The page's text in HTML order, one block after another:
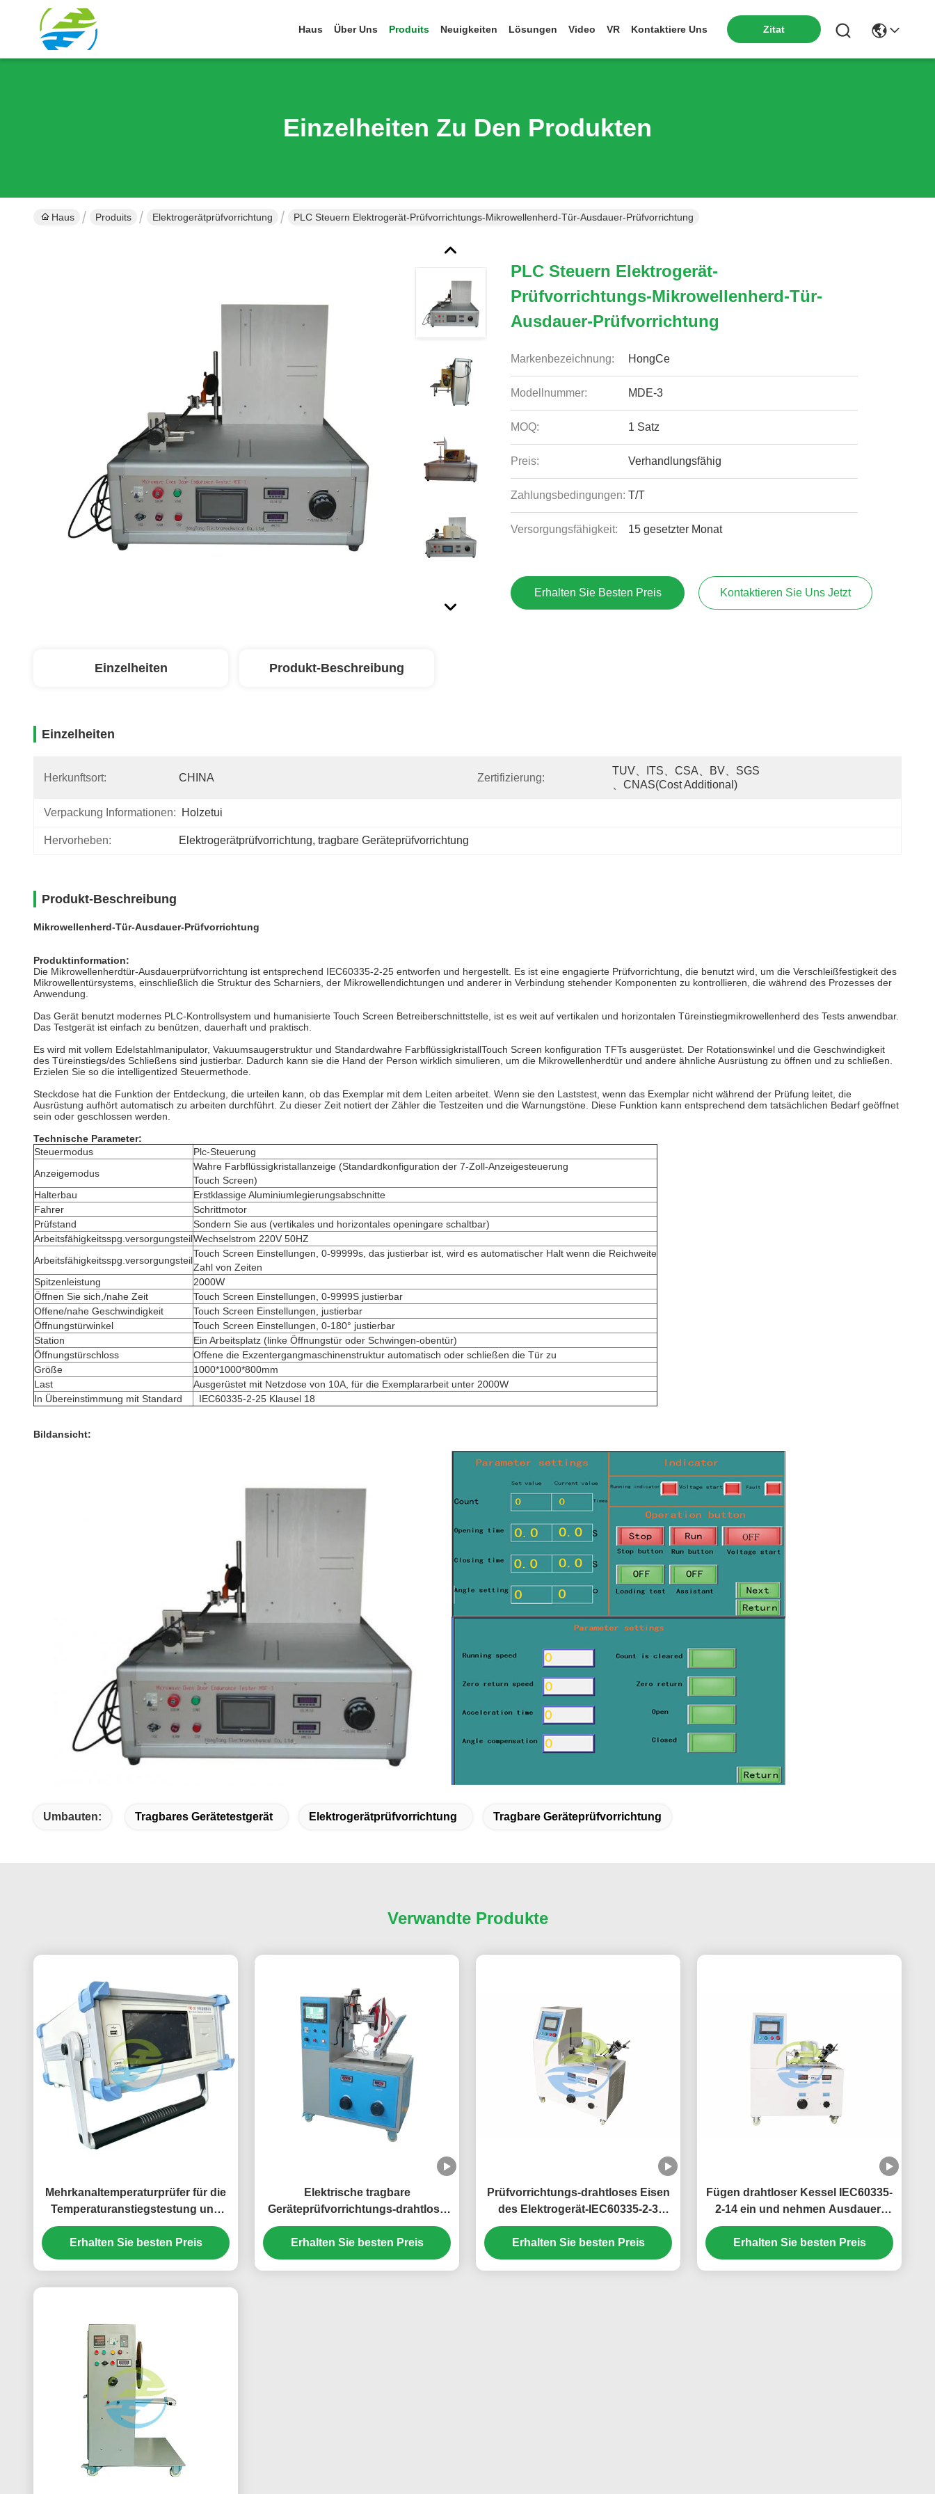
Haus Über Uns Produits Neuigkeiten Lösungen Video VR Kontaktiere Uns Zitat
Einzelheiten Zu Den Produkten
Haus Produits Elektrogerätprüfvorrichtung PLC Steuern Elektrogerät-Prüfvorrichtungs-Mikrowellenherd-Tür-Ausdauer-Prüfvorrichtung
PLC Steuern Elektrogerät-
Prüfvorrichtungs-Mikrowellenherd-Tür-
Ausdauer-Prüfvorrichtung
Markenbezeichnung: HongCe
Modellnummer: MDE-3
MOQ: 1 Satz
Preis: Verhandlungsfähig
Zahlungsbedingungen: T/T
Versorgungsfähigkeit: 15 gesetzter Monat
Erhalten Sie Besten Preis Kontaktieren Sie Uns Jetzt
Einzelheiten Produkt-Beschreibung
Einzelheiten
Herkunftsort: CHINA Zertifizierung:
TUV、ITS、CSA、BV、SGS
、CNAS(cost Additional)
Verpackung Informationen: Holzetui
Hervorheben: Elektrogerätprüfvorrichtung, tragbare Geräteprüfvorrichtung
Produkt-Beschreibung
Mikrowellenherd-Tür-Ausdauer-Prüfvorrichtung
Produktinformation:
Die Mikrowellenherdtür-Ausdauerprüfvorrichtung ist entsprechend IEC60335-2-25 entworfen und hergestellt. Es ist eine engagierte Prüfvorrichtung, die benutzt wird, um die Verschleißfestigkeit des
Mikrowellentürsystems, einschließlich die Struktur des Scharniers, der Mikrowellendichtungen und anderer in Verbindung stehender Komponenten zu kontrollieren, die während des Prozesses der
Anwendung.
Das Gerät benutzt modernes PLC-Kontrollsystem und humanisierte Touch Screen Betreiberschnittstelle, ist es weit auf vertikalen und horizontalen Türeinstiegmikrowellenherd des Tests anwendbar.
Das Testgerät ist einfach zu benützen, dauerhaft und praktisch.
Es wird mit vollem Edelstahlmanipulator, Vakuumsaugerstruktur und Standardwahre FarbflüssigkristallTouch Screen konfiguration TFTs ausgerüstet. Der Rotationswinkel und die Geschwindigkeit
des Türeinstiegs/des Schließens sind justierbar. Dadurch kann sie die Hand der Person wirklich simulieren, um die Mikrowellenherdtür und andere ähnliche Ausrüstung zu öffnen und zu schließen.
Erzielen Sie so die intelligentized Steuermethode.
Steckdose hat die Funktion der Entdeckung, die urteilen kann, ob das Exemplar mit dem Leiten arbeitet. Wenn sie den Laststest, wenn das Exemplar nicht während der Prüfung leitet, die
Ausrüstung aufhört automatisch zu arbeiten durchführt. Zu dieser Zeit notiert der Zähler die Testzeiten und die Warnungstöne. Diese Funktion kann entsprechend dem tatsächlichen Bedarf geöffnet
sein oder geschlossen werden.
Technische Parameter:
Steuermodus
Plc-Steuerung
Anzeigemodus
Wahre Farbflüssigkristallanzeige (Standardkonfiguration der 7-Zoll-Anzeigesteuerung
Touch Screen)
Halterbau
Erstklassige Aluminiumlegierungsabschnitte
Fahrer
Schrittmotor
Prüfstand
Sondern Sie aus (vertikales und horizontales openingare schaltbar)
Arbeitsfähigkeitsspg.versorgungsteilWechselstrom 220V 50HZ
Arbeitsfähigkeitsspg.versorgungsteil
Touch Screen Einstellungen, 0-99999s, das justierbar ist, wird es automatischer Halt wenn die Reichweite
Zahl von Zeiten
Spitzenleistung
2000W
Öffnen Sie sich,/nahe Zeit
Touch Screen Einstellungen, 0-9999S justierbar
Offene/nahe Geschwindigkeit
Touch Screen Einstellungen, justierbar
Öffnungstürwinkel
Touch Screen Einstellungen, 0-180° justierbar
Station
Ein Arbeitsplatz (linke Öffnungstür oder Schwingen-obentür)
Öffnungstürschloss
Offene die Exzentergangmaschinenstruktur automatisch oder schließen die Tür zu
Größe
1000*1000*800mm
Last
Ausgerüstet mit Netzdose von 10A, für die Exemplararbeit unter 2000W
In Übereinstimmung mit Standard
IEC60335-2-25 Klausel 18
Bildansicht:
Umbauten: Tragbares Gerätetestgerät Elektrogerätprüfvorrichtung Tragbare Geräteprüfvorrichtung
Verwandte Produkte
Mehrkanaltemperaturprüfer für die
Temperaturanstiegstestung und
thermische Messung von
elektrischen Geräten
Erhalten Sie besten Preis
Elektrische tragbare
Geräteprüfvorrichtungs-drahtlose
Mischmaschine/Eisen/Kessel-
Einsatz und nehmen
Zuverlässigkeitsprobe zurück
Erhalten Sie besten Preis
Prüfvorrichtungs-drahtloses Eisen
des Elektrogerät-IEC60335-2-3
fügen ein und nehmen Ausdauer-
Prüfvorrichtung 10mal/Minute
zurück
Erhalten Sie besten Preis
Fügen drahtloser Kessel IEC60335-
2-14 ein und nehmen Ausdauer-
Prüfvorrichtung 10mal/Minute
zurück
Erhalten Sie besten Preis